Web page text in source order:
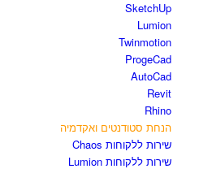
SketchUp
Lumion
Twinmotion
ProgeCad
AutoCad
Revit
Rhino
הנחת סטודנטים ואקדמיה
שירות ללקוחות Chaos
שירות ללקוחות Lumion